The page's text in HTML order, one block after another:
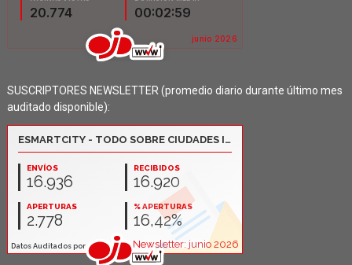
SUSCRIPTORES NEWSLETTER (promedio diario durante último mes
auditado disponible):